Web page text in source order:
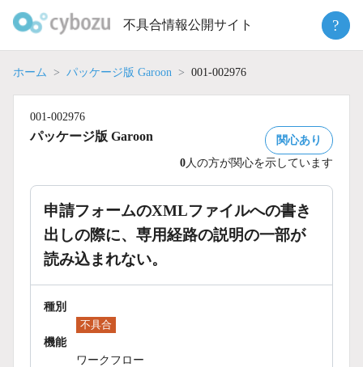
不具合情報公開サイト ?
ホーム パッケージ版 Garoon 001-002976
001-002976
パッケージ版 Garoon
関心あり
0 人の方が関心を示しています
申請フォームのXMLファイルへの書き
出しの際に、専用経路の説明の一部が
読み込まれない。
種別
不具合
機能
ワークフロー